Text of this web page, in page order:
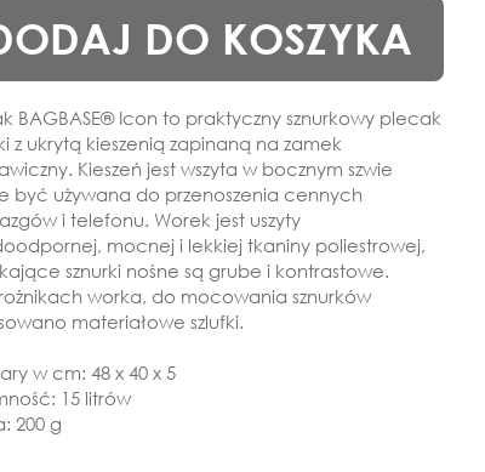
DO KOSZYKA
BAGBASE® Icon to praktyczny sznurkowy plecak
z ukrytą kieszenią zapinaną na zamek
Kieszeń jest wszyta w bocznym szwie
być używana do przenoszenia cennych
i telefonu. Worek jest uszyty
mocnej i lekkiej tkaniny poliestrowej,
sznurki nośne są grube i kontrastowe.
worka, do mocowania sznurków
materiałowe szlufki.
w cm: 48 x 40 x 5
15 litrów
200 g